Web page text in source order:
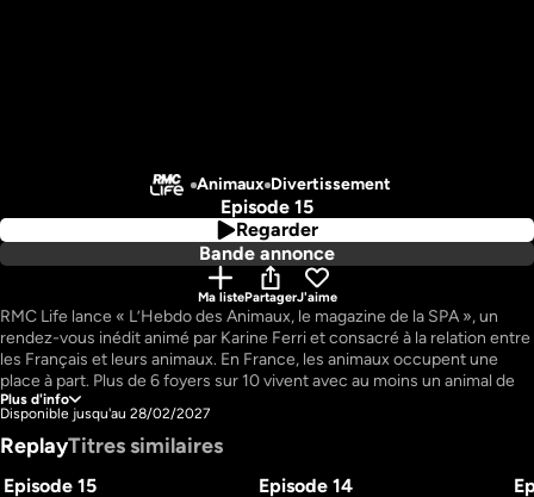
Animaux Divertissement
Episode 15
Regarder
Bande annonce
Ma listePartagerJ'aime
RMC Life lance « L’Hebdo des Animaux, le magazine de la SPA », un
rendez-vous inédit animé par Karine Ferri et consacré à la relation entre
les Français et leurs animaux. En France, les animaux occupent une
place à part. Plus de 6 foyers sur 10 vivent avec au moins un animal de
compagnie, soit près de 80 millions d’animaux présents dans les foyers
! Chiens, chats, oiseaux, nouveaux animaux de compagnie : ils font
partie intégrante de la famille et sont parfois même des soutiens
réalité plus fragile. Chaque année, des dizaines de milliers d’animaux
Plus d'info
Disponible jusqu'au 28/02/2027
ReplayTitres similaires
Episode 15 Episode 14